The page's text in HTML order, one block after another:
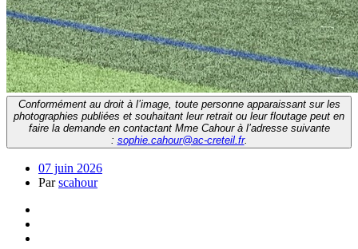
Conformément au droit à l’image, toute personne apparaissant sur les
photographies publiées et souhaitant leur retrait ou leur floutage peut en
faire la demande en contactant Mme Cahour à l’adresse suivante
: sophie.cahour@ac-creteil.fr.
07 juin 2026
Parscahour